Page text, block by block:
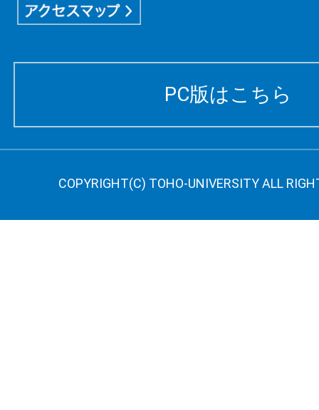
PC版はこちら
COPYRIGHT(C) TOHO-UNIVERSITY ALL